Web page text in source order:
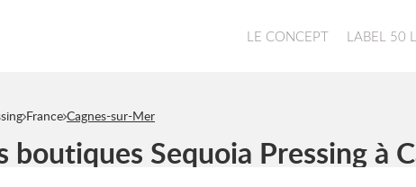
LE CONCEPT LABEL 50
France Cagnes-sur-Mer
boutiques Sequoia Pressing à